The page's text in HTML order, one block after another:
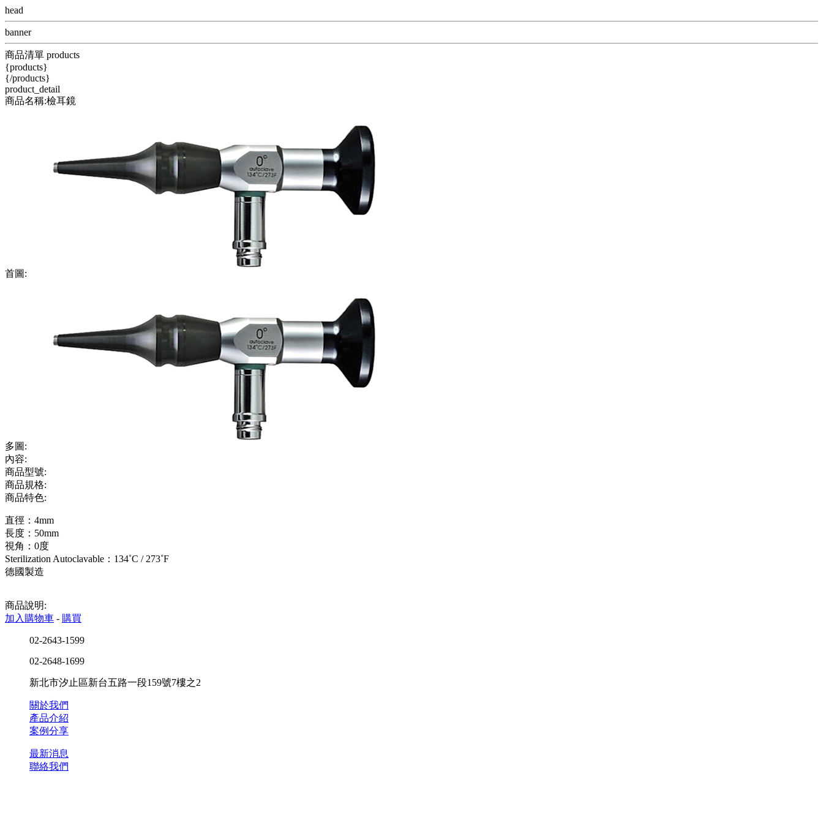
head
banner
商品清單 products
{products}
{/products}
product_detail
商品名稱:檢耳鏡
首圖:
多圖:
內容:
商品型號:
商品規格:
商品特色:
直徑：4mm
長度：50mm
視角：0度
Sterilization Autoclavable：134˚C / 273˚F
德國製造
商品說明:
加入購物車 - 購買
02-2643-1599
02-2648-1699
新北市汐止區新台五路一段159號7樓之2
關於我們
產品介紹
案例分享
最新消息
聯絡我們